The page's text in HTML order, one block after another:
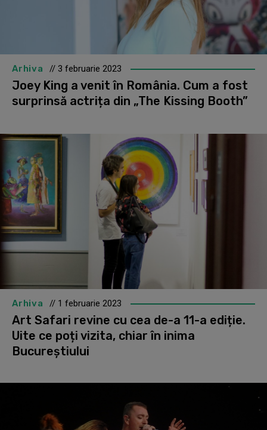
Arhiva // 3 februarie 2023
Joey King a venit în România. Cum a fost
surprinsă actrița din „The Kissing Booth”
Arhiva // 1 februarie 2023
Art Safari revine cu cea de-a 11-a ediție.
Uite ce poți vizita, chiar în inima
Bucureștiului